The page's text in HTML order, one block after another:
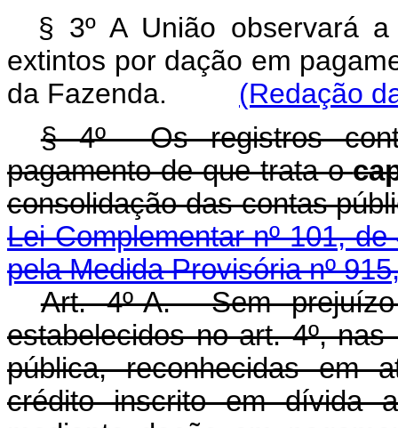
§ 3º A União observará
extintos por dação em
da Fazenda. (Redação
§ 4º Os registros
pagamento de que trata o
consolidação das contas
Lei Complementar nº 101,
pela Medida Provisória nº
Art. 4º-A. Sem
estabelecidos no art. 4º,
pública, reconhecidas em
crédito inscrito em dívida